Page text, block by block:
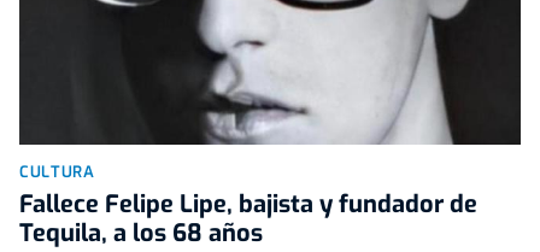
CULTURA
Fallece Felipe Lipe, bajista y fundador de
Tequila, a los 68 años